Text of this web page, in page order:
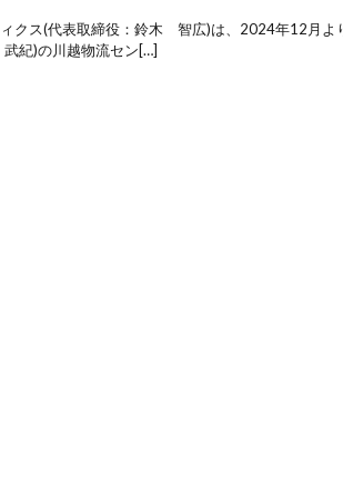
クス(代表取締役：鈴木 智広)は、2024年12月よ
紀)の川越物流セン[…]